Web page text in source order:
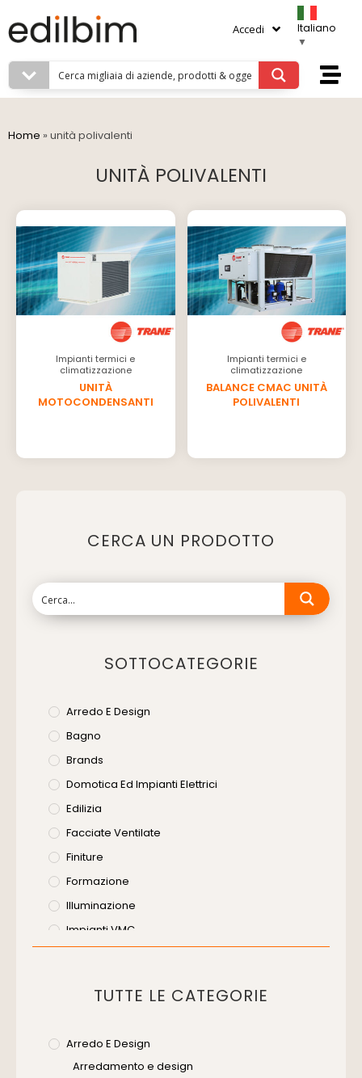
Accedi
Italiano
▼
Home » unità polivalenti
UNITÀ POLIVALENTI
Impianti termici e
climatizzazione
UNITÀ
MOTOCONDENSANTI
Impianti termici e
climatizzazione
BALANCE CMAC UNITÀ
POLIVALENTI
CERCA UN PRODOTTO
SOTTOCATEGORIE
Arredo E Design
Bagno
Brands
Domotica Ed Impianti Elettrici
Edilizia
Facciate Ventilate
Finiture
Formazione
Illuminazione
Impianti VMC
Progettazione Infrastrutturale
Senza Categoria
TUTTE LE CATEGORIE
Arredo E Design
Arredamento e design